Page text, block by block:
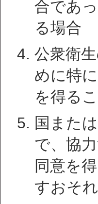
合であ
る場合
公衆衛
めに特
を得る
国また
で、協
同意を
すおそ